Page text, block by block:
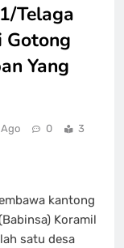
Telaga
Gotong
Yang
0
3
kantong
Koramil
satu desa